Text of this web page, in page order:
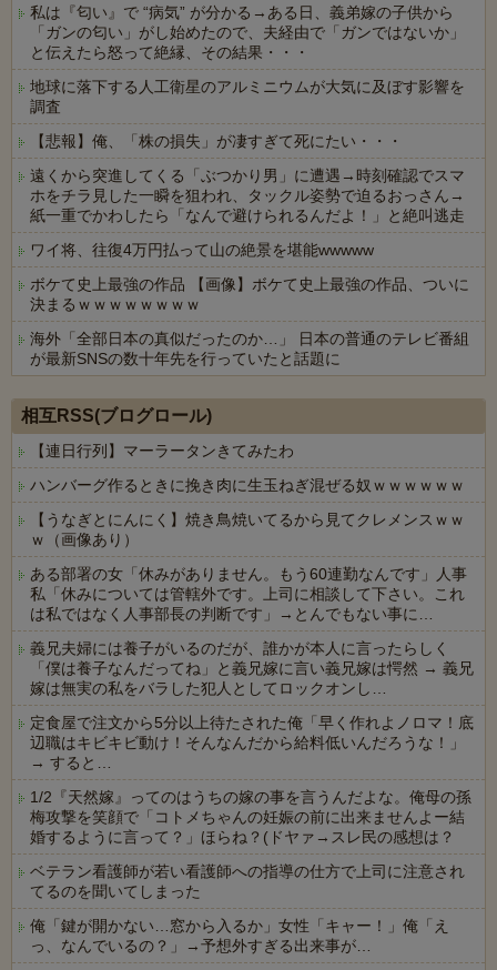
私は『匂い』で “病気” が分かる→ある日、義弟嫁の子供から
「ガンの匂い」がし始めたので、夫経由で「ガンではないか」
と伝えたら怒って絶縁、その結果・・・
地球に落下する人工衛星のアルミニウムが大気に及ぼす影響を
調査
【悲報】俺、「株の損失」が凄すぎて死にたい・・・
遠くから突進してくる「ぶつかり男」に遭遇→時刻確認でスマ
ホをチラ見した一瞬を狙われ、タックル姿勢で迫るおっさん→
紙一重でかわしたら「なんで避けられるんだよ！」と絶叫逃走
ワイ将、往復4万円払って山の絶景を堪能wwwww
ボケて史上最強の作品 【画像】ボケて史上最強の作品、ついに
決まるｗｗｗｗｗｗｗｗ
海外「全部日本の真似だったのか…」 日本の普通のテレビ番組
が最新SNSの数十年先を行っていたと話題に
相互RSS(ブログロール)
【連日行列】マーラータンきてみたわ
ハンバーグ作るときに挽き肉に生玉ねぎ混ぜる奴ｗｗｗｗｗｗ
【うなぎとにんにく】焼き鳥焼いてるから見てクレメンスｗｗ
ｗ（画像あり）
ある部署の女「休みがありません。もう60連勤なんです」人事
私「休みについては管轄外です。上司に相談して下さい。これ
は私ではなく人事部長の判断です」→とんでもない事に…
義兄夫婦には養子がいるのだが、誰かが本人に言ったらしく
「僕は養子なんだってね」と義兄嫁に言い義兄嫁は愕然 → 義兄
嫁は無実の私をバラした犯人としてロックオンし…
定食屋で注文から5分以上待たされた俺「早く作れよノロマ！底
辺職はキビキビ動け！そんなんだから給料低いんだろうな！」
→ すると…
1/2『天然嫁』ってのはうちの嫁の事を言うんだよな。俺母の孫
梅攻撃を笑顔で「コトメちゃんの妊娠の前に出来ませんよー結
婚するように言って？」ほらね？(ドヤァ→スレ民の感想は？
ベテラン看護師が若い看護師への指導の仕方で上司に注意され
てるのを聞いてしまった
俺「鍵が開かない…窓から入るか」女性「キャー！」俺「え
っ、なんでいるの？」→予想外すぎる出来事が…